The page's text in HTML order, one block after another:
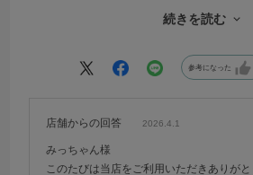
近所でも買えるといいなと思いますので、
続きを読む
参考になった
店舗からの回答 2026.4.1
みっちゃん様
このたびは当店をご利用いただきありがと